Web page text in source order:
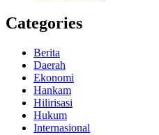
Categories
Berita
Daerah
Ekonomi
Hankam
Hilirisasi
Hukum
Internasional